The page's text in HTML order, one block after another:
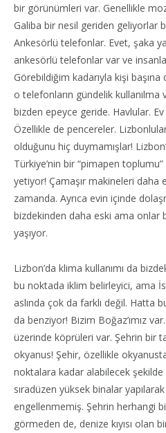
bir görünümleri var. Genellikle
Galiba bir nesil geriden geliyorlar
Ankesörlü telefonlar. Evet, şaka
ankesörlü telefonlar var ve
Görebildiğim kadarıyla kişi başına
o telefonların gündelik
bizden epeyce geride. Havlular. Ev
Özellikle de pencereler.
olduğunu hiç duymamışlar!
Türkiye’nin bir “pimapen
yetiyor! Çamaşır makineleri daha
zamanda. Ayrıca evin içinde
bizdekinden daha eski ama onlar
yaşıyor.
Lizbon’da klima kullanımı da
bu noktada iklim belirleyici, ama
aslında çok da farklı değil. Hatta
da benziyor! Bizim Boğaz’ımız
üzerinde köprüleri var. Şehrin bir
okyanus! Şehir, özellikle
noktalara kadar alabilecek şekilde
sıradüzen yüksek binalar
engellenmemiş. Şehrin herhangi
görmeden de, denize kıyısı olan